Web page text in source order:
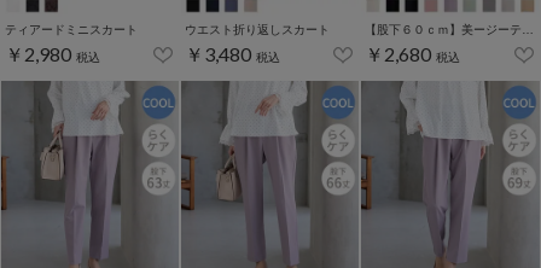
ティアードミニスカート
￥2,980 税込
ウエスト折り返しスカート
￥3,480 税込
【股下６０ｃｍ】美ージーテーパード(股下60/63/66/69cm展開)
￥2,680 税込